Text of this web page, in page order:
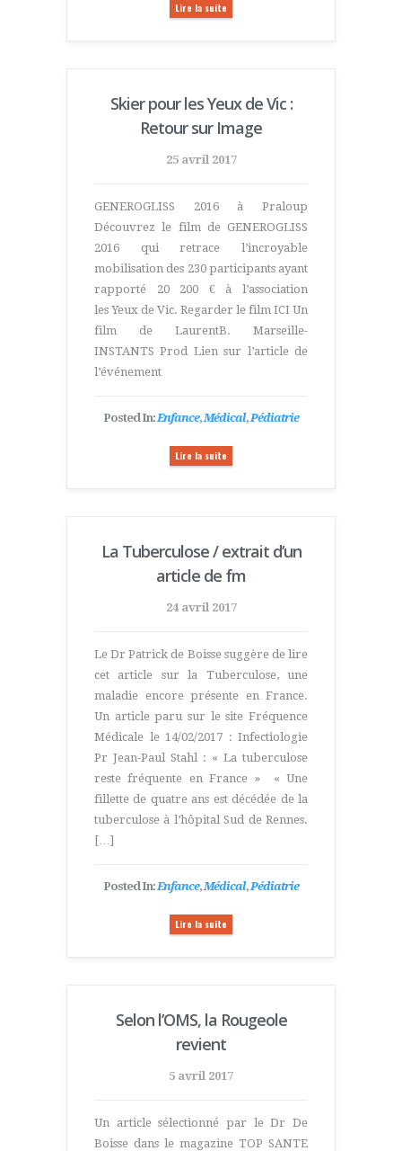
Lire la suite
Skier pour les Yeux de Vic :
Retour sur Image
25 avril 2017
GENEROGLISS 2016 à Praloup
Découvrez le film de GENEROGLISS
2016 qui retrace l’incroyable
mobilisation des 230 participants ayant
rapporté 20 200 € à l’association
les Yeux de Vic. Regarder le film ICI Un
film de LaurentB. Marseille-
INSTANTS Prod Lien sur l’article de
l’événement
Posted In: Enfance, Médical, Pédiatrie
Lire la suite
La Tuberculose / extrait d’un
article de fm
24 avril 2017
Le Dr Patrick de Boisse suggère de lire
cet article sur la Tuberculose, une
maladie encore présente en France.
Un article paru sur le site Fréquence
Médicale le 14/02/2017 : Infectiologie
Pr Jean-Paul Stahl : « La tuberculose
reste fréquente en France » « Une
fillette de quatre ans est décédée de la
tuberculose à l’hôpital Sud de Rennes.
[…]
Posted In: Enfance, Médical, Pédiatrie
Lire la suite
Selon l’OMS, la Rougeole
revient
5 avril 2017
Un article sélectionné par le Dr De
Boisse dans le magazine TOP SANTE